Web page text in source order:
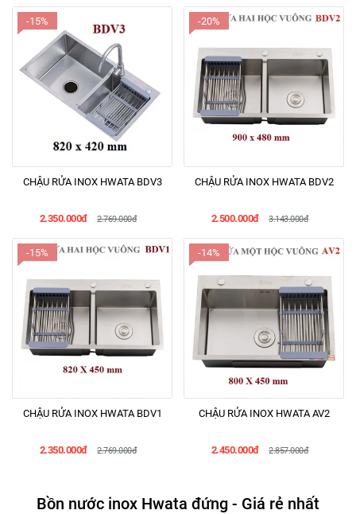
-15%
CHẬU RỬA INOX HWATA BDV3
2.350.000đ 2.769.000đ
-20%
CHẬU RỬA INOX HWATA BDV2
2.500.000đ 3.143.000đ
-15%
CHẬU RỬA INOX HWATA BDV1
2.350.000đ 2.769.000đ
-14%
CHẬU RỬA INOX HWATA AV2
2.450.000đ 2.857.000đ
Bồn nước inox Hwata đứng - Giá rẻ nhất